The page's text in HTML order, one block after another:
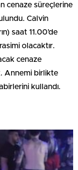
cenaze süreçlerine
Calvin
saat 11.00’de
olacaktır.
cenaze
Annemi birlikte
kullandı.